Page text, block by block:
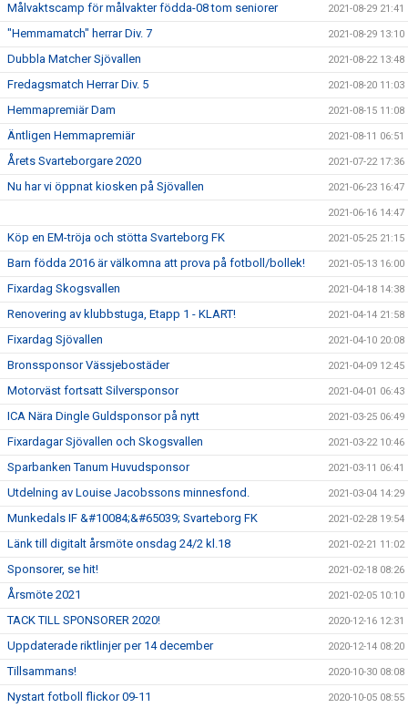
Målvaktscamp för målvakter födda-08 tom seniorer 2021-08-29 21:41
"Hemmamatch" herrar Div. 7 2021-08-29 13:10
Dubbla Matcher Sjövallen 2021-08-22 13:48
Fredagsmatch Herrar Div. 5 2021-08-20 11:03
Hemmapremiär Dam 2021-08-15 11:08
Äntligen Hemmapremiär 2021-08-11 06:51
Årets Svarteborgare 2020 2021-07-22 17:36
Nu har vi öppnat kiosken på Sjövallen 2021-06-23 16:47
2021-06-16 14:47
Köp en EM-tröja och stötta Svarteborg FK 2021-05-25 21:15
Barn födda 2016 är välkomna att prova på fotboll/bollek! 2021-05-13 16:00
Fixardag Skogsvallen 2021-04-18 14:38
Renovering av klubbstuga, Etapp 1 - KLART! 2021-04-14 21:58
Fixardag Sjövallen 2021-04-10 20:08
Bronssponsor Vässjebostäder 2021-04-09 12:45
Motorväst fortsatt Silversponsor 2021-04-01 06:43
ICA Nära Dingle Guldsponsor på nytt 2021-03-25 06:49
Fixardagar Sjövallen och Skogsvallen 2021-03-22 10:46
Sparbanken Tanum Huvudsponsor 2021-03-11 06:41
Utdelning av Louise Jacobssons minnesfond. 2021-03-04 14:29
Munkedals IF &#10084;&#65039; Svarteborg FK 2021-02-28 19:54
Länk till digitalt årsmöte onsdag 24/2 kl.18 2021-02-21 11:02
Sponsorer, se hit! 2021-02-18 08:26
Årsmöte 2021 2021-02-05 10:10
TACK TILL SPONSORER 2020! 2020-12-16 12:31
Uppdaterade riktlinjer per 14 december 2020-12-14 08:20
Tillsammans! 2020-10-30 08:08
Nystart fotboll flickor 09-11 2020-10-05 08:55